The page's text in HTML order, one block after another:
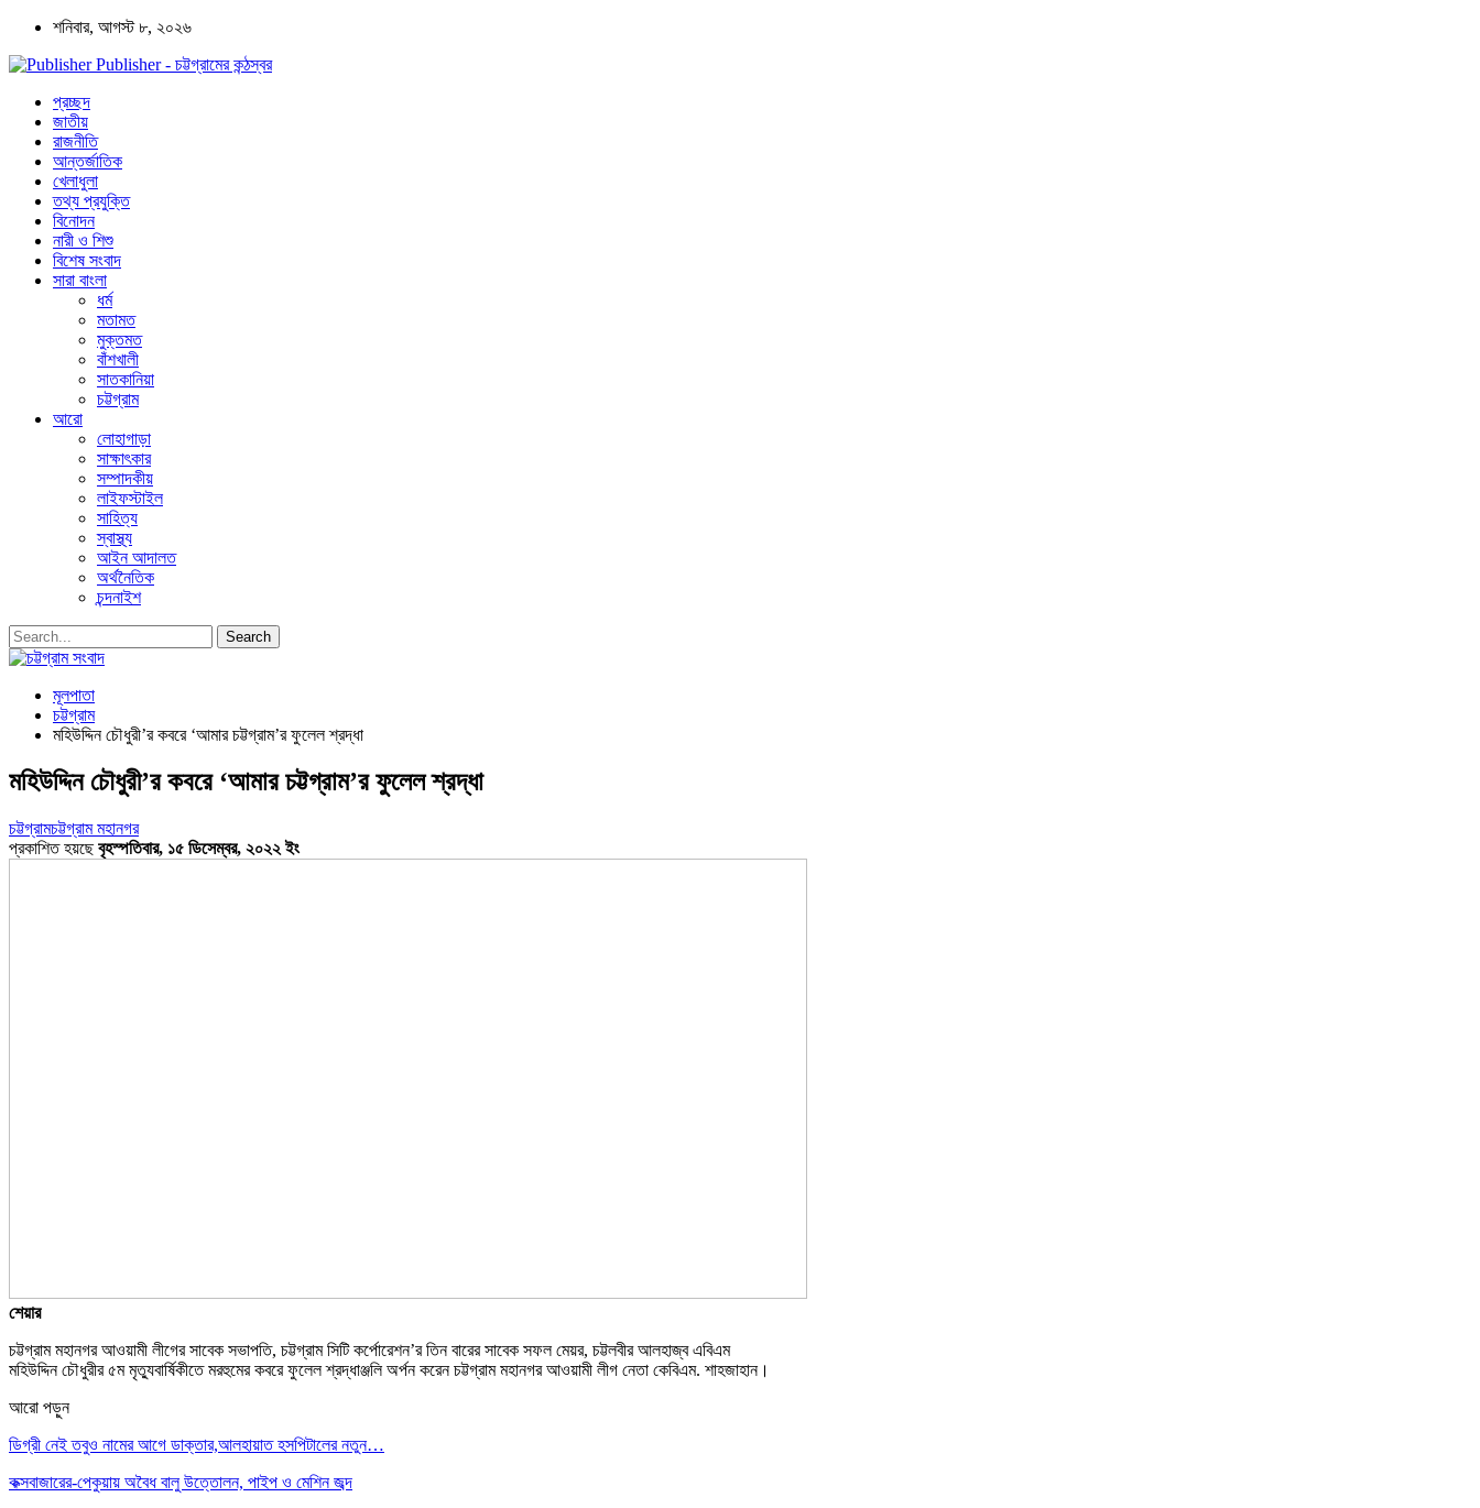
শনিবার, আগস্ট ৮, ২০২৬
Publisher - চট্টগ্রামের কন্ঠস্বর
প্রচ্ছদ
জাতীয়
রাজনীতি
আন্তর্জাতিক
খেলাধুলা
তথ্য প্রযুক্তি
বিনোদন
নারী ও শিশু
বিশেষ সংবাদ
সারা বাংলা
ধর্ম
মতামত
মুক্তমত
বাঁশখালী
সাতকানিয়া
চট্টগ্রাম
আরো
লোহাগাড়া
সাক্ষাৎকার
সম্পাদকীয়
লাইফস্টাইল
সাহিত্য
স্বাস্থ্য
আইন আদালত
অর্থনৈতিক
চন্দনাইশ
মূলপাতা
চট্টগ্রাম
মহিউদ্দিন চৌধুরী’র কবরে ‘আমার চট্টগ্রাম’র ফুলেল শ্রদ্ধা
মহিউদ্দিন চৌধুরী’র কবরে ‘আমার চট্টগ্রাম’র ফুলেল শ্রদ্ধা
চট্টগ্রামচট্টগ্রাম মহানগর
প্রকাশিত হয়ছেবৃহস্পতিবার, ১৫ ডিসেম্বর, ২০২২ ইং
শেয়ার
চট্টগ্রাম মহানগর আওয়ামী লীগের সাবেক সভাপতি, চট্টগ্রাম সিটি কর্পোরেশন’র তিন বারের সাবেক সফল মেয়র, চট্টলবীর আলহাজ্ব এবিএম
মহিউদ্দিন চৌধুরীর ৫ম মৃত্যুবার্ষিকীতে মরহুমের কবরে ফুলেল শ্রদ্ধাঞ্জলি অর্পন করেন চট্টগ্রাম মহানগর আওয়ামী লীগ নেতা কেবিএম. শাহজাহান।
আরো পড়ুন
ডিগ্রী নেই তবুও নামের আগে ডাক্তার,আলহায়াত হসপিটালের নতুন…
কক্সবাজারের-পেকুয়ায় অবৈধ বালু উত্তোলন, পাইপ ও মেশিন জব্দ